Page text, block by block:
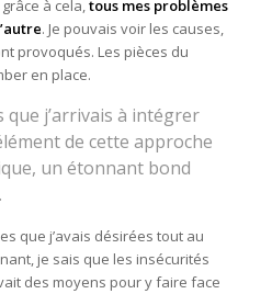
à cela,tous mes problèmes
. Je pouvais voir les causes,
provoqués. Les pièces du
en place.
que j’arrivais à intégrer
de cette approche
un étonnant bond
que j’avais désirées tout au
je sais que les insécurités
des moyens pour y faire face